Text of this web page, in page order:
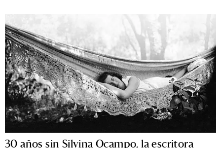
30 años sin Silvina Ocampo, la escritora